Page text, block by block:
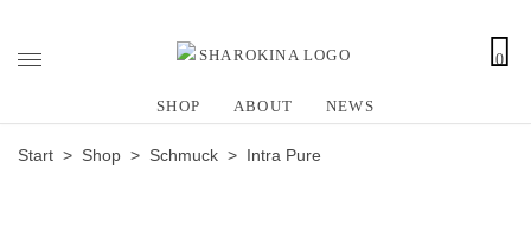
Z
I
0
SHOP ABOUT NEWS
Start > Shop > Schmuck > Intra Pure